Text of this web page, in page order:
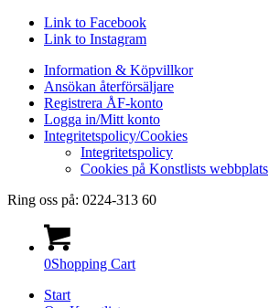
Link to Facebook
Link to Instagram
Information & Köpvillkor
Ansökan återförsäljare
Registrera ÅF-konto
Logga in/Mitt konto
Integritetspolicy/Cookies
Integritetspolicy
Cookies på Konstlists webbplats
Ring oss på: 0224-313 60
0Shopping Cart
Start